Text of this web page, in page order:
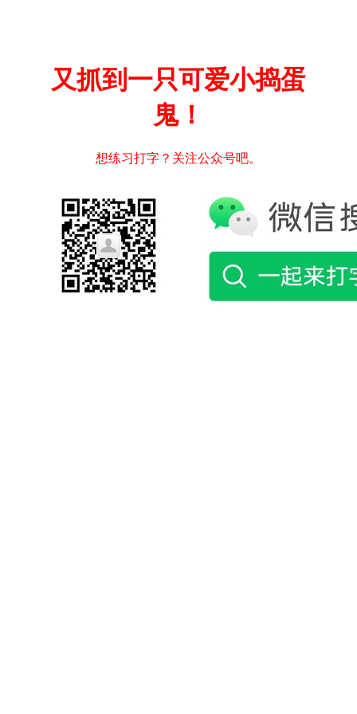
又抓到一只可爱小捣蛋
鬼！
想练习打字？关注公众号吧。